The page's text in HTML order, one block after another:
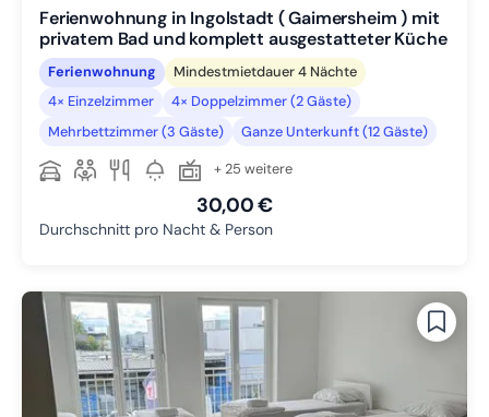
Ferienwohnung in Ingolstadt ( Gaimersheim ) mit
privatem Bad und komplett ausgestatteter Küche
Ferienwohnung
Mindestmietdauer 4 Nächte
4× Einzelzimmer
4× Doppelzimmer (2 Gäste)
Mehrbettzimmer (3 Gäste)
Ganze Unterkunft (12 Gäste)
+ 25 weitere
30,00 €
Durchschnitt pro Nacht & Person